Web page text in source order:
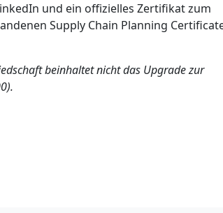
und ein offizielles Zertifikat zum
Supply Chain Planning
beinhaltet nicht das Upgrade zur